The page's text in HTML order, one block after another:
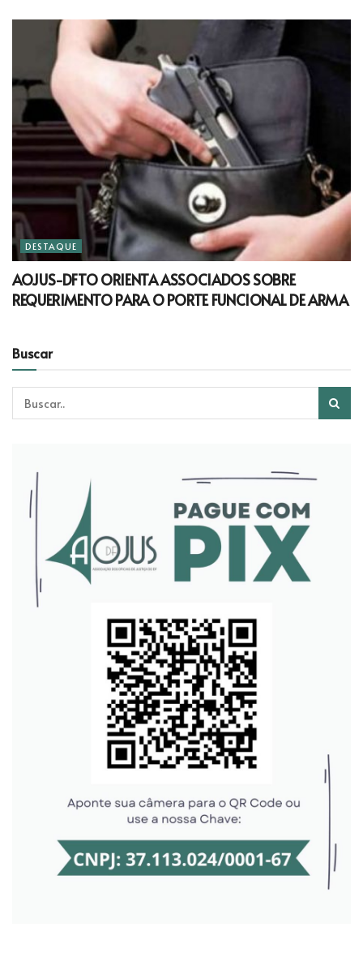
DESTAQUE
AOJUS-DFTO ORIENTA ASSOCIADOS SOBRE
REQUERIMENTO PARA O PORTE FUNCIONAL DE ARMA
Buscar